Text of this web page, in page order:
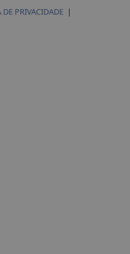
DE PRIVACIDADE |